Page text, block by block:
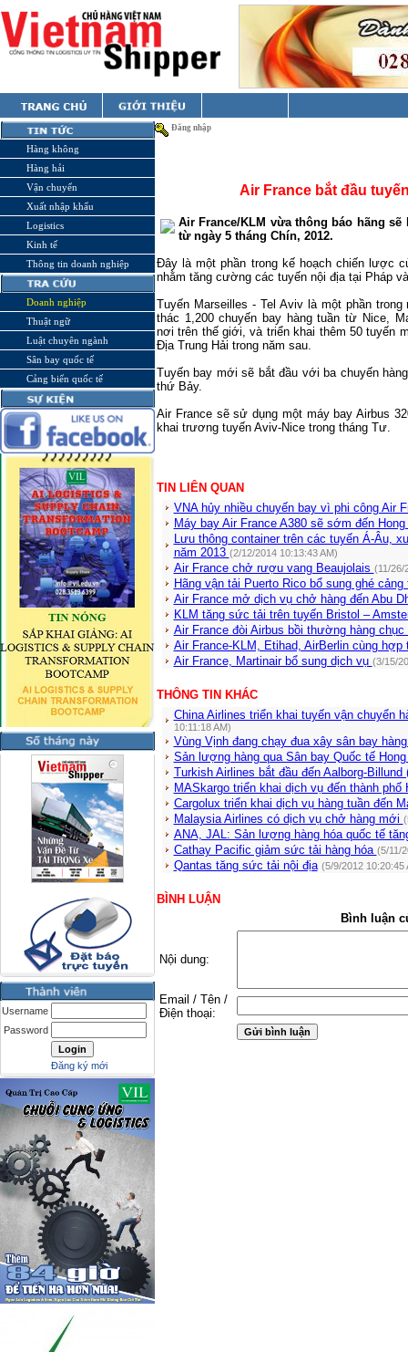
Hàng không
Hàng hải
Vận chuyển
Xuất nhập khẩu
Logistics
Kinh tế
Thông tin doanh nghiệp
Doanh nghiệp
Thuật ngữ
Luật chuyên ngành
Sân bay quốc tế
Cảng biển quốc tế
Username
Password
Đăng ký mới
Đăng nhập
Air France bắt đầu
Air France/KLM vừa thông báo hãng
từ ngày 5 tháng Chín, 2012.
Đây là một phần trong kế hoạch chiến lược
nhằm tăng cường các tuyến nội địa tại Pháp
Tuyến Marseilles - Tel Aviv là một phần
thác 1,200 chuyến bay hàng tuần từ Nice,
nơi trên thế giới, và triển khai thêm 50 tuyến
Địa Trung Hải trong năm sau.
Tuyến bay mới sẽ bắt đầu với ba chuyến
thứ Bảy.
Air Francesẽ sử dụng một máy bay Airbus
khai trương tuyến Aviv-Nice trong tháng Tư.
TIN LIÊN QUAN
VNA hủy nhiều chuyến bay vì phi công Air
Máy bay Air France A380 sẽ sớm đến
Lưu thông container trên các tuyến Á-Âu,
năm 2013 (2/12/2014 10:13:43 AM)
Air France chở rượu vang Beaujolais (11/26/
Hãng vận tải Puerto Rico bổ sung ghé
Air France mở dịch vụ chở hàng đến Abu
KLM tăng sức tải trên tuyến Bristol –
Air France đòi Airbus bồi thường hàng
Air France-KLM, Etihad, AirBerlin cùng
Air France, Martinair bổ sung dịch vụ (3/15/
THÔNG TIN KHÁC
China Airlines triển khai tuyến vận chuyển
10:11:18 AM)
Vùng Vịnh đang chạy đua xây sân bay
Sản lượng hàng qua Sân bay Quốc tế
Turkish Airlines bắt đầu đến Aalborg-Billund
MASkargo triển khai dịch vụ đến thành
Cargolux triển khai dịch vụ hàng tuần đến
Malaysia Airlines có dịch vụ chở hàng mới
ANA, JAL: Sản lượng hàng hóa quốc tế
Cathay Pacific giảm sức tải hàng hóa (5/11/
Qantas tăng sức tải nội địa (5/9/2012 10:20:45
BÌNH LUẬN
Bình luận
Nội dung:
Email / Tên /
Điện thoại: